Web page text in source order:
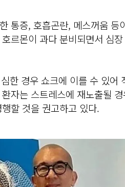
통증, 호흡곤란, 메스꺼움 등
르몬이 과다 분비되면서 심
한 경우 쇼크에 이를 수 있어
자는 스트레스에 재노출될
할 것을 권고하고 있다.